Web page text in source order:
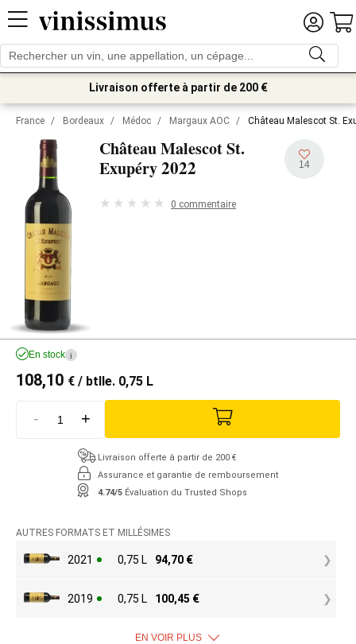
Livraison offerte à partir de 200 €
France / Bordeaux / Médoc / Margaux AOC / Château Malescot St.
Château Malescot St.
Exupéry2022 14
0 commentaire
En stock i
108,10 € / btlle. 0,75 L
- +
Livraison offerte à partir de 200 €
Assurance et garantie de remboursement
4.74/5 Évaluation du Trusted Shops
AUTRES FORMATS ET MILLÉSIMES
2021 0,75 L 94,70 €
2019 0,75 L 100,45 €
EN VOIR PLUS